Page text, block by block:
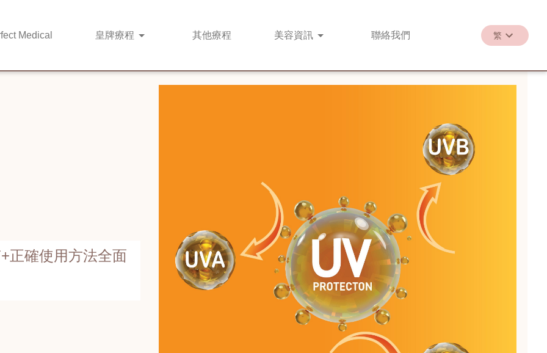
Medical 皇牌療程 其他療程 美容資訊 聯絡我們 繁
正確使用方法全面